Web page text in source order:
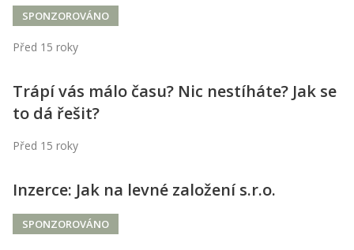
SPONZOROVÁNO
Před 15 roky
Trápí vás málo času? Nic nestíháte? Jak se
to dá řešit?
Před 15 roky
Inzerce: Jak na levné založení s.r.o.
SPONZOROVÁNO